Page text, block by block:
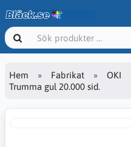
Hem Fabrikat OKI
Trumma gul 20.000 sid.